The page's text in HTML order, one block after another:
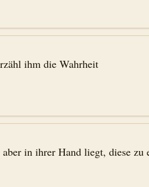
ihm die Wahrheit
in ihrer Hand liegt, diese